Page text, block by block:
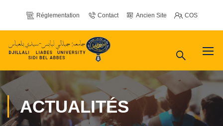
Réglementation Contact Ancien Site COS
ACTUALITÉS